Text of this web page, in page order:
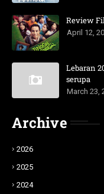
Review
April 12,
Lebaran
serupa
March 23,
Archive
2026
2025
2024